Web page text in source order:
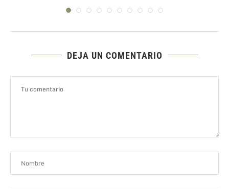
DEJA UN COMENTARIO